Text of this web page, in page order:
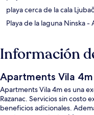
playa cerca de la cala Ljubač
Playa de la laguna Ninska-
Información
Apartments Vila 4m
Apartments Vila 4m es una
Razanac. Servicios sin costo
beneficios adicionales.